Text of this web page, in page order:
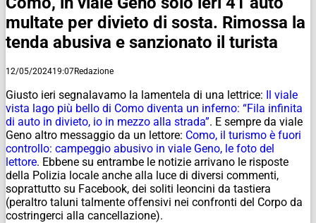
multate per divieto di sosta. Rimossa la
tenda abusiva e sanzionato il turista
12/05/202419:07Redazione
Giusto ieri segnalavamo la lamentela di una lettrice: Il viale
vista lago più bello di Como diventa un inferno: “Fila infinita
di auto in divieto, io in mezzo alla strada”. E sempre da viale
Geno altro messaggio da un lettore: Como, il turismo è fuori
controllo: campeggio abusivo in viale Geno, le foto del
lettore. Ebbene su entrambe le notizie arrivano le risposte
della Polizia locale anche alla luce di diversi commenti,
soprattutto su Facebook, dei soliti leoncini da tastiera
(peraltro taluni talmente offensivi nei confronti del Corpo da
costringerci alla cancellazione).